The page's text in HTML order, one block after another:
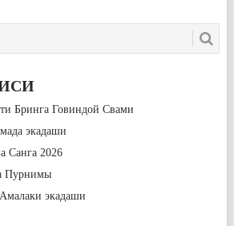
Бринга Говиндой Свами
экадаши
Санга 2026
Пурнимы
экадаши